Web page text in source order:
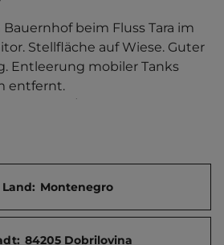
beim Fluss Tara im
Stellfläche auf Wiese. Guter
Entleerung mobiler Tanks
entfernt.
40/0.
Land: Montenegro
84205 Dobrilovina